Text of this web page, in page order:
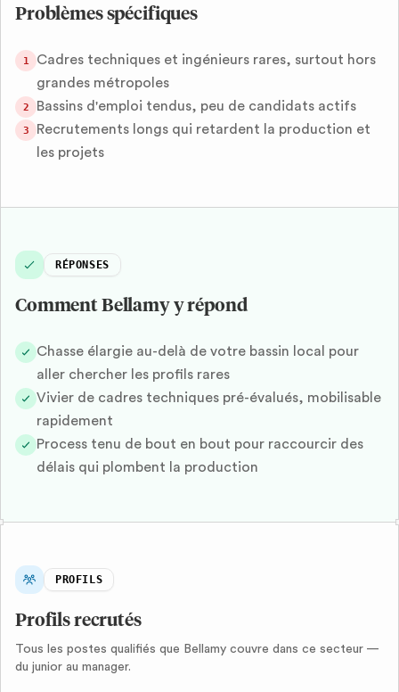
Problèmes spécifiques
1
Cadres techniques et ingénieurs rares, surtout hors
grandes métropoles
2 Bassins d'emploi tendus, peu de candidats actifs
3
Recrutements longs qui retardent la production et
les projets
RÉPONSES
Comment Bellamy y répond
Chasse élargie au-delà de votre bassin local pour
aller chercher les profils rares
Vivier de cadres techniques pré-évalués, mobilisable
rapidement
Process tenu de bout en bout pour raccourcir des
délais qui plombent la production
PROFILS
Profils recrutés
Tous les postes qualifiés que Bellamy couvre dans ce secteur —
du junior au manager.